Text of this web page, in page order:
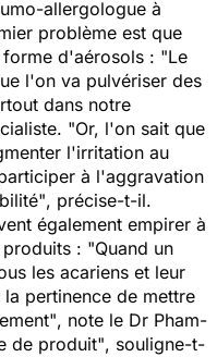
allergologue à
problème est que
d'aérosols : "Le
l'on va pulvériser des
dans notre
"Or, l'on sait que
l'irritation au
à l'aggravation
, précise-t-il.
également empirer à
: "Quand un
les acariens et leur
pertinence de mettre
, note le Dr Pham-
de produit", souligne-t-